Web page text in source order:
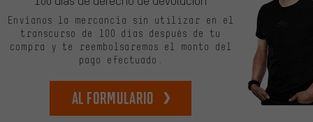
Envíanos la mercancía sin utilizar en el
transcurso de 100 días después de tu
compra y te reembolsaremos el monto del
pago efectuado.
Al formulario